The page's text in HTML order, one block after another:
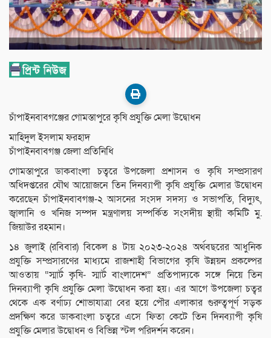
চাঁপাইনবাবগঞ্জের গোমস্তাপুরে কৃষি প্রযুক্তি মেলা উদ্বোধন
মাহিদুল ইসলাম ফরহাদ
চাঁপাইনবাবগঞ্জ জেলা প্রতিনিধি
গোমস্তাপুরে ডাকবাংলা চত্বরে উপজেলা প্রশাসন ও কৃষি সম্প্রসারণ
অধিদপ্তরের যৌথ আয়োজনে তিন দিনব্যাপী কৃষি প্রযুক্তি মেলার উদ্বোধন
করেছেন চাঁপাইনবাবগঞ্জ-২ আসনের সংসদ সদস্য ও সভাপতি, বিদ্যুৎ,
জ্বালানি ও খনিজ সম্পদ মন্ত্রণালয় সম্পর্কিত সংসদীয় স্থায়ী কমিটি মু.
জিয়াউর রহমান।
১৪ জুলাই (রবিবার) বিকেল ৪ টায় ২০২৩-২০২৪ অর্থবছরের আধুনিক
প্রযুক্তি সম্প্রসারণের মাধ্যমে রাজশাহী বিভাগের কৃষি উন্নয়ন প্রকল্পের
আওতায় “স্মার্ট কৃষি- স্মার্ট বাংলাদেশ” প্রতিপাদ্যকে সঙ্গে নিয়ে তিন
দিনব্যাপী কৃষি প্রযুক্তি মেলা উদ্বোধন করা হয়। এর আগে উপজেলা চত্বর
থেকে এক বর্ণাঢ্য শোভাযাত্রা বের হয়ে পৌর এলাকার গুরুত্বপূর্ণ সড়ক
প্রদক্ষিণ করে ডাকবাংলা চত্বরে এসে ফিতা কেটে তিন দিনব্যাপী কৃষি
প্রযুক্তি মেলার উদ্বোধন ও বিভিন্ন স্টল পরিদর্শন করেন।